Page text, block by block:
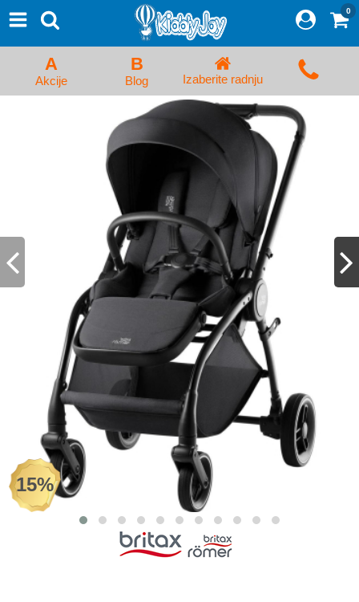
Proizvodi
Početna Prijava/Registracija
Kolica za bebe i dečija kolica
Auto sedišta za decu i bebe
Kreveci, ljuljaške i ležaljke
Kadice, noše i adapteri
Hranilice, flašice i cucle
Monitori, Ogradice i tricikli
Posteljine, vrećice i baldahini
Odeća i obuća
Igračke za bebe i decu
AKCIJA
Prodavnica
0
A
Akcije
B
Blog Izaberite radnju
15%